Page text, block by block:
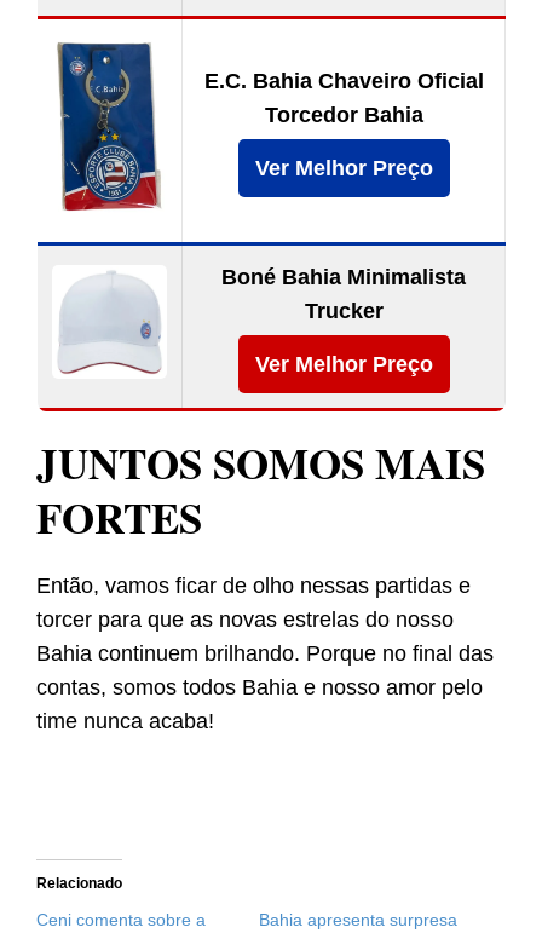
E.C. Bahia Chaveiro Oficial
Torcedor Bahia
Ver Melhor Preço
Boné Bahia Minimalista
Trucker
Ver Melhor Preço
JUNTOS SOMOS MAIS
FORTES
Então, vamos ficar de olho nessas partidas e
torcer para que as novas estrelas do nosso
Bahia continuem brilhando. Porque no final das
contas, somos todos Bahia e nosso amor pelo
time nunca acaba!
Relacionado
Ceni comenta sobre a
Bahia apresenta surpresa